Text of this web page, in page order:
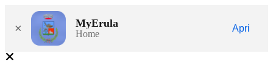
× MyErula
Home
Apri